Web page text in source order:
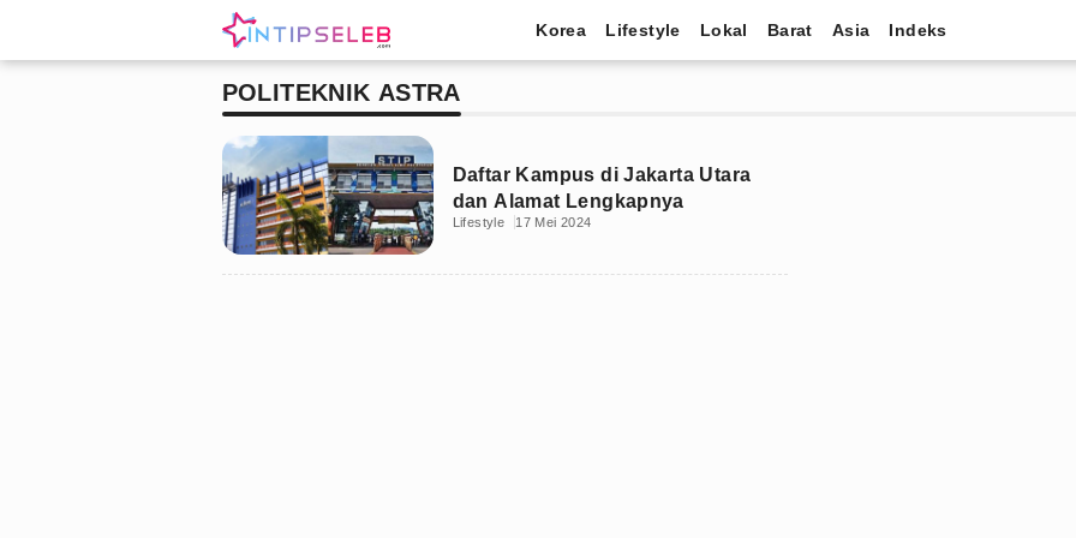
Korea Lifestyle Lokal Barat Asia Indeks
POLITEKNIK ASTRA
Daftar Kampus di Jakarta Utara
dan Alamat Lengkapnya
Lifestyle 17 Mei 2024